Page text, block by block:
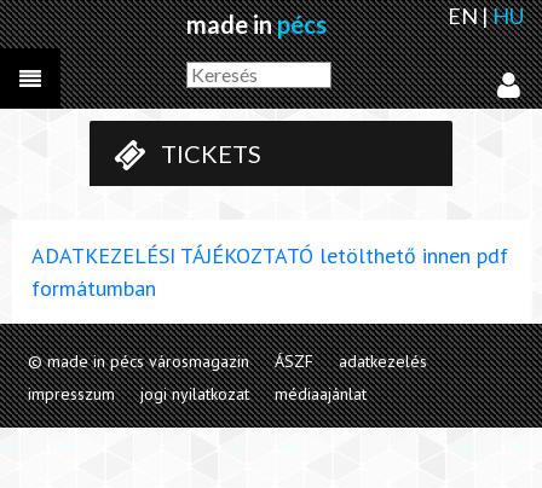
made inpécs EN|HU
TICKETS
ADATKEZELÉSI TÁJÉKOZTATÓ letölthető innen pdf
formátumban
© made in pécs városmagazin ÁSZF
adatkezelés
impresszum
jogi nyilatkozat médiaajánlat